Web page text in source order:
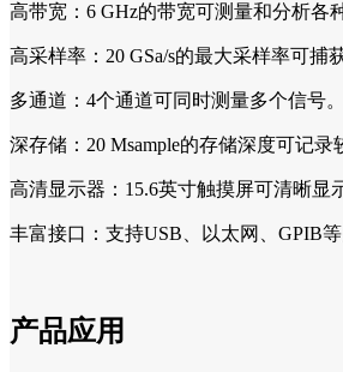
高带宽：6 GHz的带宽可测量和分析各
高采样率：20 GSa/s的最大采样率可捕
多通道：4个通道可同时测量多个信号。
深存储：20 Msample的存储深度可记录
高清显示器：15.6英寸触摸屏可清晰显
丰富接口：支持USB、以太网、GPIB等
产品应用